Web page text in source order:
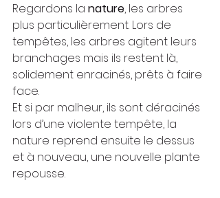
Regardons la nature, les arbres
plus particulièrement. Lors de
tempêtes, les arbres agitent leurs
branchages mais ils restent là,
solidement enracinés, prêts à faire
face.
Et si par malheur, ils sont déracinés
lors d’une violente tempête, la
nature reprend ensuite le dessus
et à nouveau, une nouvelle plante
repousse.